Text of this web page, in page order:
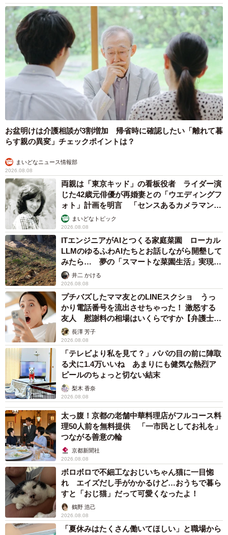
お盆明けは介護相談が3割増加 帰省時に確認したい「離れて暮
らす親の異変」チェックポイントは？
まいどなニュース情報部
2026.08.08
両親は「東京キッド」の看板役者 ライダー演
じた42歳元俳優が再婚妻との「ウエディングフ
ォト」計画を明言 「センスあるカメラマン求
む」まいどなトピック
2026.08.08
ITエンジニアがAIとつくる家庭菜園 ローカル
LLMのゆるふわAIたちとお話しながら開墾して
みたら… 夢の「スマートな菜園生活」実現な
るか井二 かける
2026.08.08
プチバズしたママ友とのLINEスクショ うっ
かり電話番号を流出させちゃった！ 激怒する
友人 慰謝料の相場はいくらですか【弁護士が
解説】長澤 芳子
2026.08.08
「テレビより私を見て？」パパの目の前に陣取
る犬に1.4万いいね あまりにも健気な熱烈ア
ピールのちょっと切ない結末
梨木 香奈
2026.08.08
太っ腹！京都の老舗中華料理店がフルコース料
理50人前を無料提供 「一市民としてお礼を」
つながる善意の輪
京都新聞社
2026.08.08
ボロボロで不細工なおじいちゃん猫に一目惚
れ エイズだし手がかかるけど…おうちで暮ら
すと「おじ猫」だって可愛くなったよ！
鶴野 浩己
2026.08.08
「夏休みはたくさん働いてほしい」と職場から